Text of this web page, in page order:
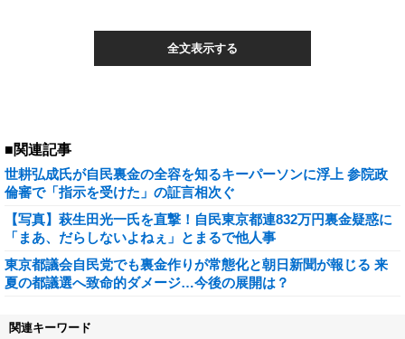
全文表示する
■関連記事
世耕弘成氏が自民裏金の全容を知るキーパーソンに浮上 参院政
倫審で「指示を受けた」の証言相次ぐ
【写真】萩生田光一氏を直撃！自民東京都連832万円裏金疑惑に
「まあ、だらしないよねぇ」とまるで他人事
東京都議会自民党でも裏金作りが常態化と朝日新聞が報じる 来
夏の都議選へ致命的ダメージ…今後の展開は？
関連キーワード